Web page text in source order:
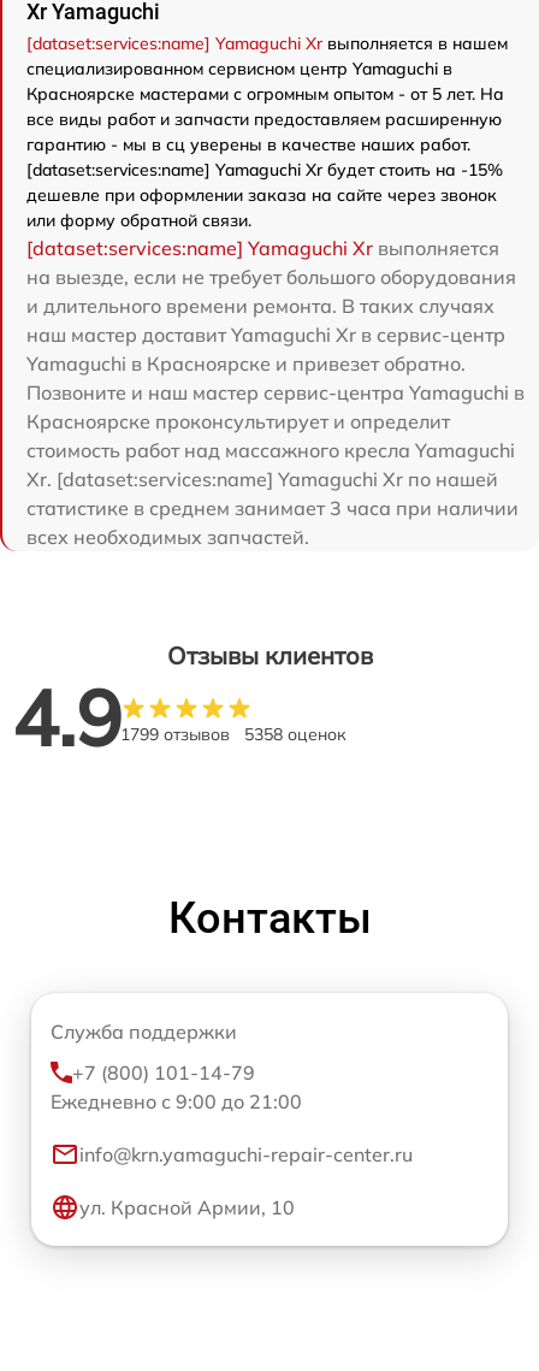
Xr Yamaguchi
[dataset:services:name] Yamaguchi Xrвыполняется в нашем
специализированном сервисном центр Yamaguchi в
Красноярске мастерами с огромным опытом - от 5 лет. На
все виды работ и запчасти предоставляем расширенную
гарантию - мы в сц уверены в качестве наших работ.
[dataset:services:name] Yamaguchi Xr будет стоить на -15%
дешевле при оформлении заказа на сайте через звонок
или форму обратной связи.
[dataset:services:name] Yamaguchi Xr выполняется
на выезде, если не требует большого оборудования
и длительного времени ремонта. В таких случаях
наш мастер доставит Yamaguchi Xr в сервис-центр
Yamaguchi в Красноярске и привезет обратно.
Позвоните и наш мастер сервис-центра Yamaguchi в
Красноярске проконсультирует и определит
стоимость работ над массажного кресла Yamaguchi
Xr. [dataset:services:name] Yamaguchi Xr по нашей
статистике в среднем занимает 3 часа при наличии
всех необходимых запчастей.
Отзывы клиентов
4.91799 отзывов 5358 оценок
Контакты
Служба поддержки
+7 (800) 101-14-79
Ежедневно с 9:00 до 21:00
info@krn.yamaguchi-repair-center.ru
ул. Красной Армии, 10